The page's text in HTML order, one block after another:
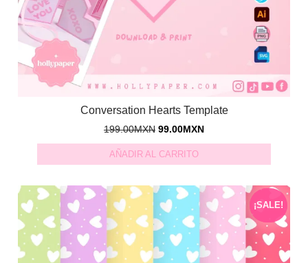
Conversation Hearts Template
199.00MXN 99.00MXN
AÑADIR AL CARRITO
¡SALE!